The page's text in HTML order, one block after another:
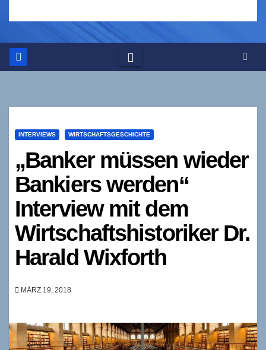
INTERVIEWS WIRTSCHAFTSGESCHICHTE
„Banker müssen wieder
Bankiers werden“
Interview mit dem
Wirtschaftshistoriker Dr.
Harald Wixforth
MÄRZ 19, 2018